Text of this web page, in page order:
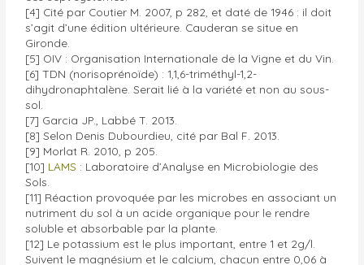
[4] Cité par Coutier M. 2007, p 282, et daté de 1946 : il doit
s’agit d’une édition ultérieure. Cauderan se situe en
Gironde.
[5] OIV : Organisation Internationale de la Vigne et du Vin.
[6] TDN (norisoprénoïde) : 1,1,6-triméthyl-1,2-
dihydronaphtalène. Serait lié à la variété et non au sous-
sol.
[7] Garcia JP., Labbé T. 2013.
[8] Selon Denis Dubourdieu, cité par Bal F. 2013.
[9] Morlat R. 2010, p 205.
[10] LAMS : Laboratoire d’Analyse en Microbiologie des
Sols.
[11] Réaction provoquée par les microbes en associant un
nutriment du sol à un acide organique pour le rendre
soluble et absorbable par la plante.
[12] Le potassium est le plus important, entre 1 et 2g/l.
Suivent le magnésium et le calcium, chacun entre 0,06 à